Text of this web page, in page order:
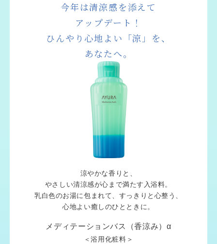
今年は清涼感を添えて
アップデート！
ひんやり心地よい「涼」を、
あなたへ。
涼やかな香りと、
やさしい清涼感が心まで満たす入浴料。
乳白色のお湯に包まれて、すっきりと心整う、
心地よい癒しのひとときに。
メディテーションバス（香涼み）α
＜浴用化粧料＞